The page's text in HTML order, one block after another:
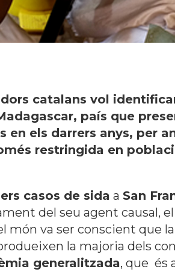
catalans vol
país que
en els darrers anys, per
restringida en
casos de sida a San
del seu agent causal,
va ser conscient que
la majoria dels
generalitzada, que és